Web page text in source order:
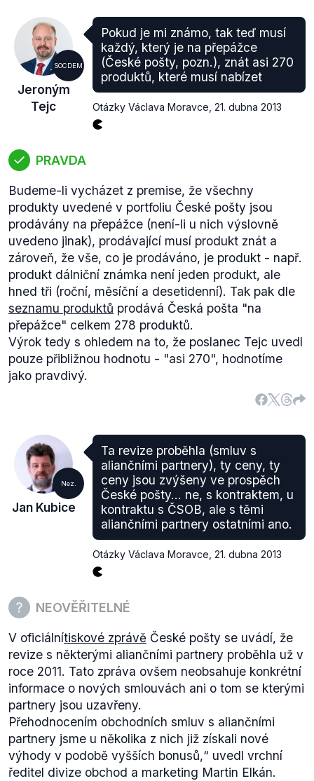
74).
SOCDEM
Jeroným
Tejc
Pokud je mi známo, tak teď musí
každý, který je na přepážce
(České pošty, pozn.), znát asi 270
produktů, které musí nabízet
Otázky Václava Moravce 21. dubna 2013
PRAVDA
Budeme-li vycházet z premise, že všechny
produkty uvedené v portfoliu České pošty jsou
prodávány na přepážce (není-li u nich výslovně
uvedeno jinak), prodávající musí produkt znát a
zároveň, že vše, co je prodáváno, je produkt - např.
produkt dálniční známka není jeden produkt, ale
hned tři (roční, měsíční a desetidenní). Tak pak dle
seznamu produktů prodává Česká pošta "na
přepážce" celkem 278 produktů.
Výrok tedy s ohledem na to, že poslanec Tejc uvedl
pouze přibližnou hodnotu - "asi 270", hodnotíme
jako pravdivý.
Nez.
Jan Kubice
Ta revize proběhla (smluv s
aliančními partnery), ty ceny, ty
ceny jsou zvýšeny ve prospěch
České pošty... ne, s kontraktem, u
kontraktu s ČSOB, ale s těmi
aliančními partnery ostatními ano.
Otázky Václava Moravce 21. dubna 2013
NEOVĚŘITELNÉ
V oficiálnítiskové zprávě České pošty se uvádí, že
revize s některými aliančními partnery proběhla už v
roce 2011. Tato zpráva ovšem neobsahuje konkrétní
informace o nových smlouvách ani o tom se kterými
partnery jsou uzavřeny.
Přehodnocením obchodních smluv s aliančními
partnery jsme u několika z nich již získali nové
výhody v podobě vyšších bonusů,“ uvedl vrchní
ředitel divize obchod a marketing Martin Elkán.